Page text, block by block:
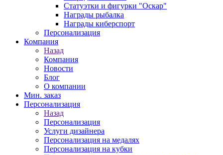
Статуэтки и фигурки "Оскар"
Награды рыбалка
Награды киберспорт
Персонализация
Компания
Назад
Компания
Новости
Блог
О компании
Мин. заказ
Персонализация
Назад
Персонализация
Услуги дизайнера
Персонализация на медалях
Персонализация на кубки